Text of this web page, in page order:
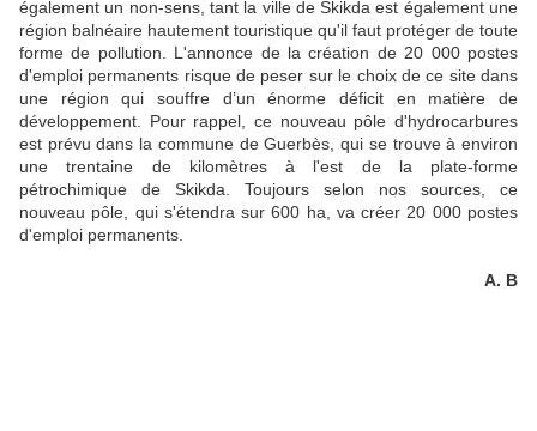
également un non-sens, tant la ville de Skikda est également une
région balnéaire hautement touristique qu'il faut protéger de toute
forme de pollution. L'annonce de la création de 20 000 postes
d'emploi permanents risque de peser sur le choix de ce site dans
une région qui souffre d’un énorme déficit en matière de
développement. Pour rappel, ce nouveau pôle d'hydrocarbures
est prévu dans la commune de Guerbès, qui se trouve à environ
une trentaine de kilomètres à l'est de la plate-forme
pétrochimique de Skikda. Toujours selon nos sources, ce
nouveau pôle, qui s'étendra sur 600 ha, va créer 20 000 postes
d'emploi permanents.
A. B